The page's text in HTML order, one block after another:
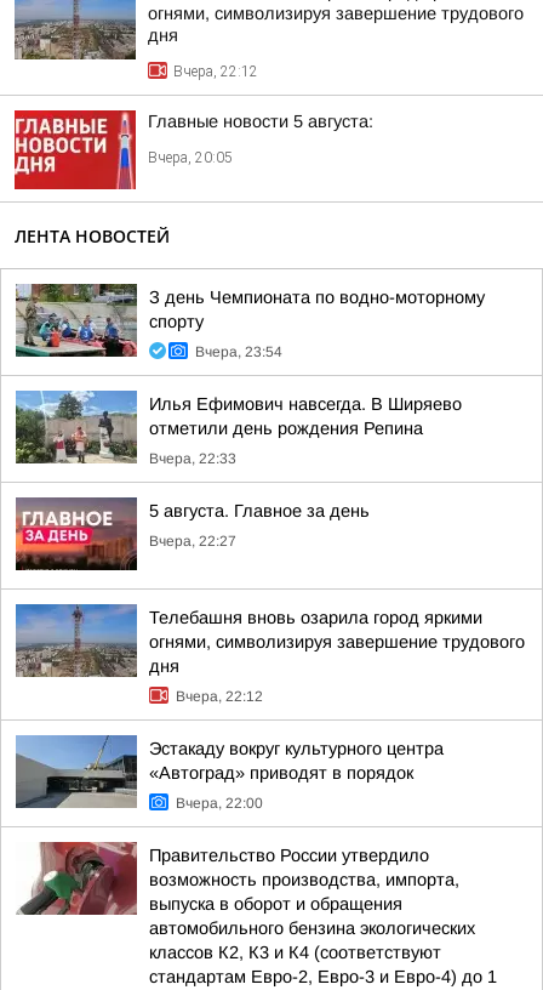
огнями, символизируя завершение трудового
дня
Вчера, 22:12
Главные новости 5 августа:
Вчера, 20:05
ЛЕНТА НОВОСТЕЙ
З день Чемпионата по водно-моторному
спорту
Вчера, 23:54
Илья Ефимович навсегда. В Ширяево
отметили день рождения Репина
Вчера, 22:33
5 августа. Главное за день
Вчера, 22:27
Телебашня вновь озарила город яркими
огнями, символизируя завершение трудового
дня
Вчера, 22:12
Эстакаду вокруг культурного центра
«Автоград» приводят в порядок
Вчера, 22:00
Правительство России утвердило
возможность производства, импорта,
выпуска в оборот и обращения
автомобильного бензина экологических
классов К2, К3 и К4 (соответствуют
стандартам Евро-2, Евро-3 и Евро-4) до 1